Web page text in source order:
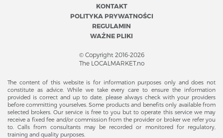
KONTAKT
POLITYKA PRYWATNOŚCI
REGULAMIN
WAŻNE PLIKI
© Copyright 2016-2026
The LOCALMARKET.no
The content of this website is for information purposes only and does not
constitute as advice. While we take every care to ensure the information
provided is correct and up to date, please always check with your providers
before committing yourselves. Some products and benefits only available from
selected brokers. Our service is free to you but to operate this service we may
receive a fixed fee and/or commission from the provider or broker we refer you
to. Calls from consultants may be recorded or monitored for regulatory,
training and quality purposes.